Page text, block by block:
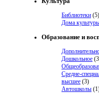
Библиотеки (5)
Дома
Образование и
Дошкольное
Средне-
высшее (3)
Автошколы